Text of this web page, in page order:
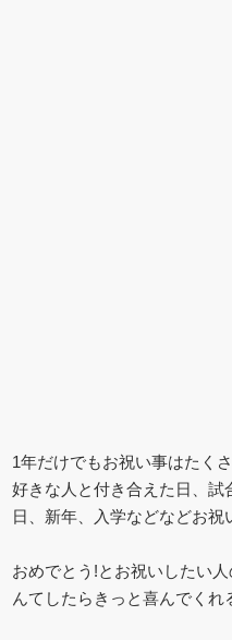
1年だけでもお祝い事はたく
好きな人と付き合えた日、試
日、新年、入学などなどお祝
おめでとう!とお祝いしたい
んてしたらきっと喜んでくれ